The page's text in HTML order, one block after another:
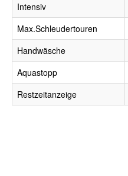
Intensiv
Max.Schleudertouren
Handwäsche
Aquastopp
Restzeitanzeige